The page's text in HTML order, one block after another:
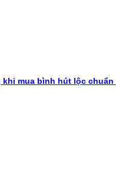
khi mua bình hút lộc